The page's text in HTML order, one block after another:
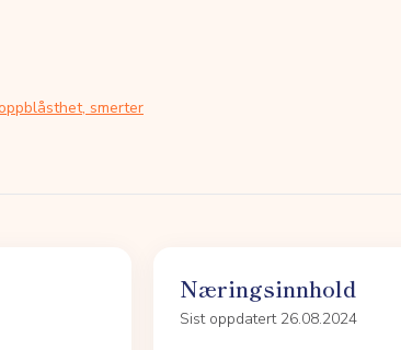
smerter
Næringsinnhold
Sist oppdatert 26.08.2024